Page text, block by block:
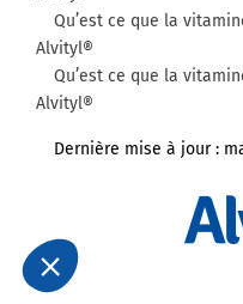
Qu’est ce que la
Alvityl®
Qu’est ce que la
Alvityl®
Dernière mise à jour :